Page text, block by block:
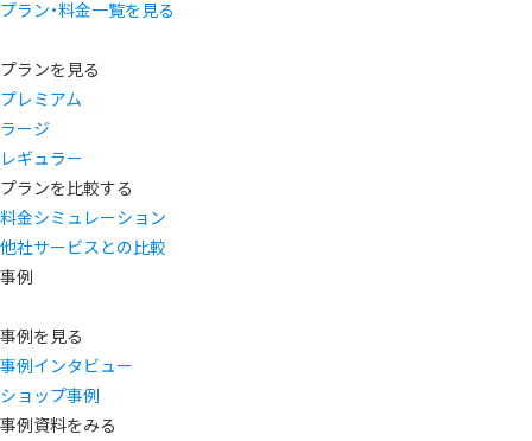
プラン・料金一覧を見る
プランを見る
プレミアム
ラージ
レギュラー
プランを比較する
料金シミュレーション
他社サービスとの比較
事例
事例を見る
事例インタビュー
ショップ事例
事例資料をみる